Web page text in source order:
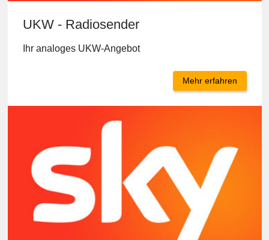
UKW - Radiosender
Ihr analoges UKW-Angebot
Mehr erfahren